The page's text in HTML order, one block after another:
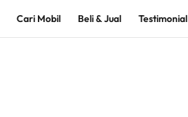
Cari Mobil Beli & Jual Testimonial